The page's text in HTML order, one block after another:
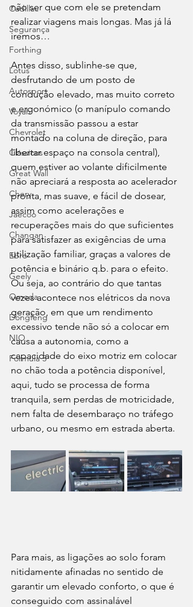
Cadillac
Segurança
Forthing
Lotus
Autosport
Voyah
Chevrolet
Clássicos
Great Wall
Chery
Jaecoo
Changan
Ebro
Geely
Omoda
Dongfeng
NIO
Fórmula 3
não ser que com ele se pretendam
realizar viagens mais longas. Mas já lá
iremos…
Antes disso, sublinhe-se que,
desfrutando de um posto de
condução elevado, mas muito correto
e ergonómico (o manípulo comando
da transmissão passou a estar
montado na coluna de direção, para
libertar espaço na consola central),
quem estiver ao volante dificilmente
não apreciará a resposta ao acelerador
pronta, mas suave, e fácil de dosear,
assim como acelerações e
recuperações mais do que suficientes
para satisfazer as exigências de uma
utilização familiar, graças a valores de
potência e binário q.b. para o efeito.
Ou seja, ao contrário do que tantas
vezes acontece nos elétricos da nova
geração, em que um rendimento
excessivo tende não só a colocar em
causa a autonomia, como a
capacidade do eixo motriz em colocar
no chão toda a potência disponível,
aqui, tudo se processa de forma
tranquila, sem perdas de motricidade,
nem falta de desembaraço no tráfego
urbano, ou mesmo em estrada aberta.
Para mais, as ligações ao solo foram
nitidamente afinadas no sentido de
garantir um elevado conforto, o que é
conseguido com assinalável